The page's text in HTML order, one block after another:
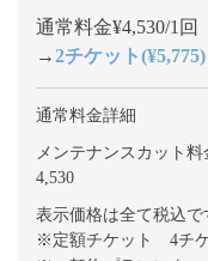
通常料金¥4,530/1回
→2チケット(¥5,775)
通常料金詳細
メンテナンスカット
4,530
表示価格は全て税込で
※定額チケット 4チ